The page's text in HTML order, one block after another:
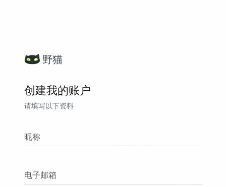
野猫
创建我的账户
请填写以下资料
昵称
电子邮箱